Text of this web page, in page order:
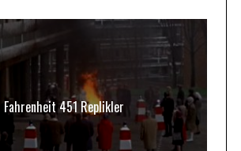
Fahrenheit 451 Replikler